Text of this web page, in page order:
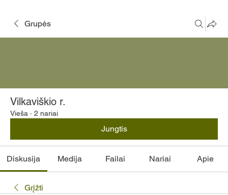
Grupės
Vilkaviškio r.
Vieša · 2 nariai
Jungtis
Diskusija Medija Failai Nariai Apie
Grįžti